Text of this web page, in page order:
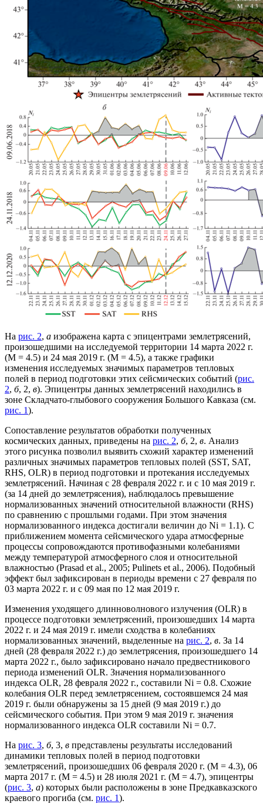
На рис. 2, а изображена карта с эпицентрами землетрясений,
произошедшими на исследуемой территории 14 марта 2022 г.
(М = 4.5) и 24 мая 2019 г. (М = 4.5), а также графики
изменения исследуемых значимых параметров тепловых
полей в период подготовки этих сейсмических событий (рис.
2, б, 2, в). Эпицентры данных землетрясений находились в
зоне Складчато-глыбового сооружения Большого Кавказа (см.
рис. 1).
Сопоставление результатов обработки полученных
космических данных, приведены на рис. 2, б, 2, в. Анализ
этого рисунка позволил выявить схожий характер изменений
различных значимых параметров тепловых полей (SST, SAT,
RHS, OLR) в период подготовки и протекания исследуемых
землетрясений. Начиная с 28 февраля 2022 г. и с 10 мая 2019 г.
(за 14 дней до землетрясения), наблюдалось превышение
нормализованных значений относительной влажности (RHS)
по сравнению с прошлыми годами. При этом значения
нормализованного индекса достигали величин до Ni = 1.1). С
приближением момента сейсмического удара атмосферные
процессы сопровождаются противофазными колебаниями
между температурой атмосферного слоя и относительной
влажностью (Prasad et al., 2005; Pulinets et al., 2006). Подобный
эффект был зафиксирован в периоды времени с 27 февраля по
03 марта 2022 г. и с 09 мая по 12 мая 2019 г.
Изменения уходящего длинноволнового излучения (OLR) в
процессе подготовки землетрясений, произошедших 14 марта
2022 г. и 24 мая 2019 г. имели сходства в колебаниях
нормализованных значений, выделенные на рис. 2, в. За 14
дней (28 февраля 2022 г.) до землетрясения, произошедшего 14
марта 2022 г., было зафиксировано начало предвестникового
периода изменений OLR. Значения нормализованного
индекса OLR, 28 февраля 2022 г., составили Ni = 0.8. Схожие
колебания OLR перед землетрясением, состоявшемся 24 мая
2019 г. были обнаружены за 15 дней (9 мая 2019 г.) до
сейсмического события. При этом 9 мая 2019 г. значения
нормализованного индекса OLR составили Ni = 0.7.
На рис. 3, б, 3, в представлены результаты исследований
динамики тепловых полей в период подготовки
землетрясений, произошедших 06 февраля 2020 г. (М = 4.3), 06
марта 2017 г. (М = 4.5) и 28 июля 2021 г. (М = 4.7), эпицентры
(рис. 3, а) которых были расположены в зоне Предкавказского
краевого прогиба (см. рис. 1).